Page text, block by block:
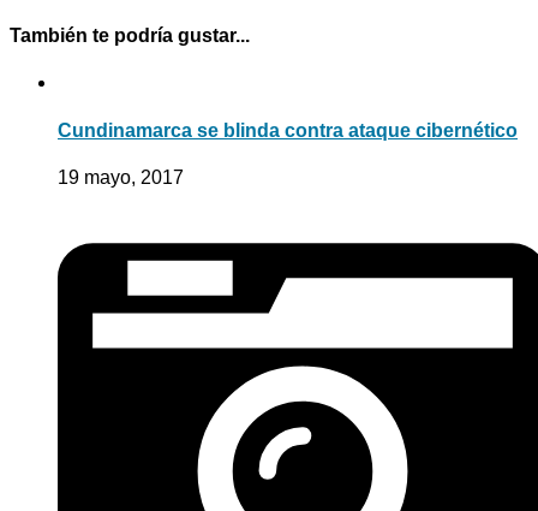
También te podría gustar...
Cundinamarca se blinda contra ataque cibernético
19 mayo, 2017